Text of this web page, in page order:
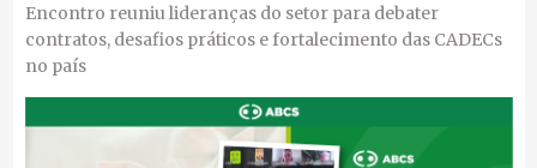
Encontro reuniu lideranças do setor para debater
contratos, desafios práticos e fortalecimento das CADECs
no país